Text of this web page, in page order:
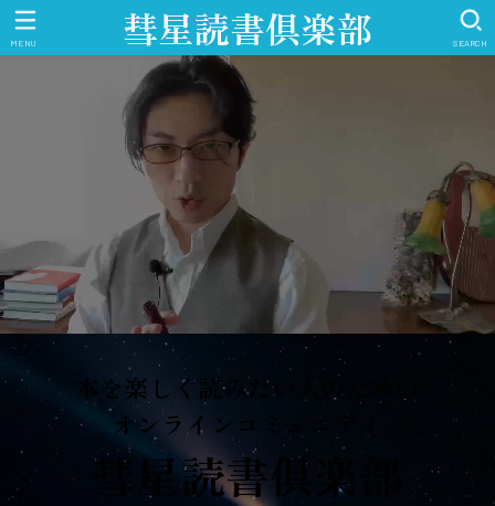
彗星読書倶楽部 SEARCH
MENU
本を楽しく読みたい人のための
オンラインコミュニティ
彗星読書倶楽部